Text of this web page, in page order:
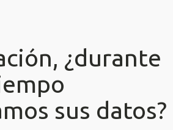
¿durante
sus datos?